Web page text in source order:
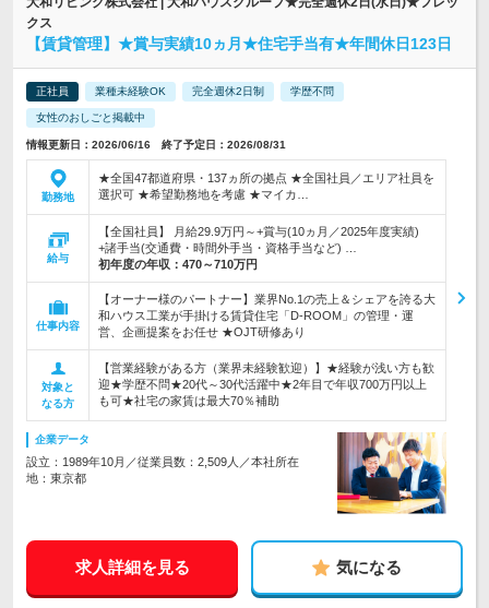
クス
【賃貸管理】★賞与実績10ヵ月★住宅手当有★年間休日123日
正社員 業種未経験OK 完全週休2日制 学歴不問
女性のおしごと掲載中
情報更新日：2026/06/16 終了予定日：2026/08/31
勤務地
★全国47都道府県・137ヵ所の拠点 ★全国社員／エリア社員を
選択可 ★希望勤務地を考慮 ★マイカ…
給与
【全国社員】 月給29.9万円～+賞与(10ヵ月／2025年度実績)
+諸手当(交通費・時間外手当・資格手当など) …
初年度の年収： 470～710万円
仕事内容
【オーナー様のパートナー】業界No.1の売上＆シェアを誇る大
和ハウス工業が手掛ける賃貸住宅「D-ROOM」の管理・運
営、企画提案をお任せ ★OJT研修あり
対象と
なる方
【営業経験がある方（業界未経験歓迎）】★経験が浅い方も歓
迎★学歴不問★20代～30代活躍中★2年目で年収700万円以上
も可★社宅の家賃は最大70％補助
企業データ
設立：1989年10月／従業員数：2,509人／本社所在
地：東京都
求人詳細を見る 気になる